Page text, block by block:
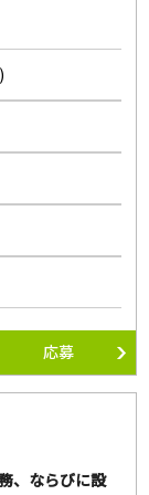
応募
、ならびに設